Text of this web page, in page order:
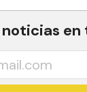
noticias en